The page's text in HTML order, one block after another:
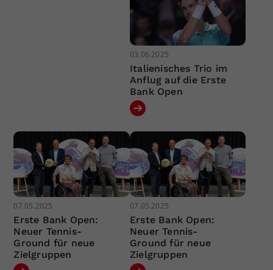
03.06.2025
Italienisches Trio im
Anflug auf die Erste
Bank Open
07.05.2025
Erste Bank Open:
Neuer Tennis-
Ground für neue
Zielgruppen
07.05.2025
Erste Bank Open:
Neuer Tennis-
Ground für neue
Zielgruppen